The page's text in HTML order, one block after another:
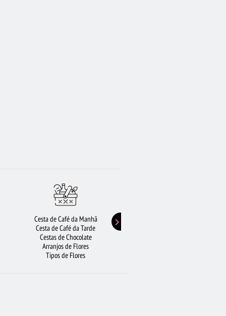
Cesta de Café da Manhã
Cesta de Café da Tarde
Cestas de Chocolate
Arranjos de Flores
Tipos de Flores